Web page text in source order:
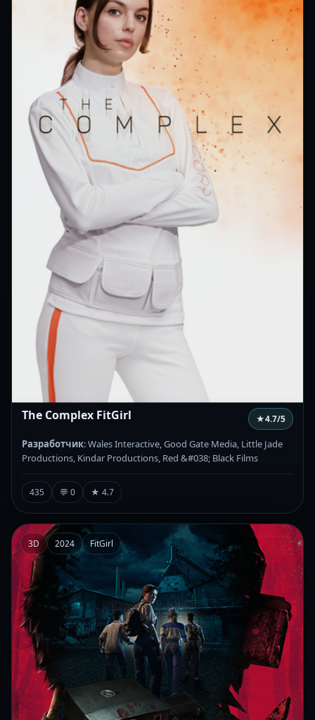
The Complex FitGirl ★4.7/5
Разработчик: Wales Interactive, Good Gate Media, Little Jade
Productions, Kindar Productions, Red &#038; Black Films
435 💬 0 ★ 4.7
3D 2024 FitGirl